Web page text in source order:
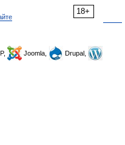
18+
Joomla,
Drupal,